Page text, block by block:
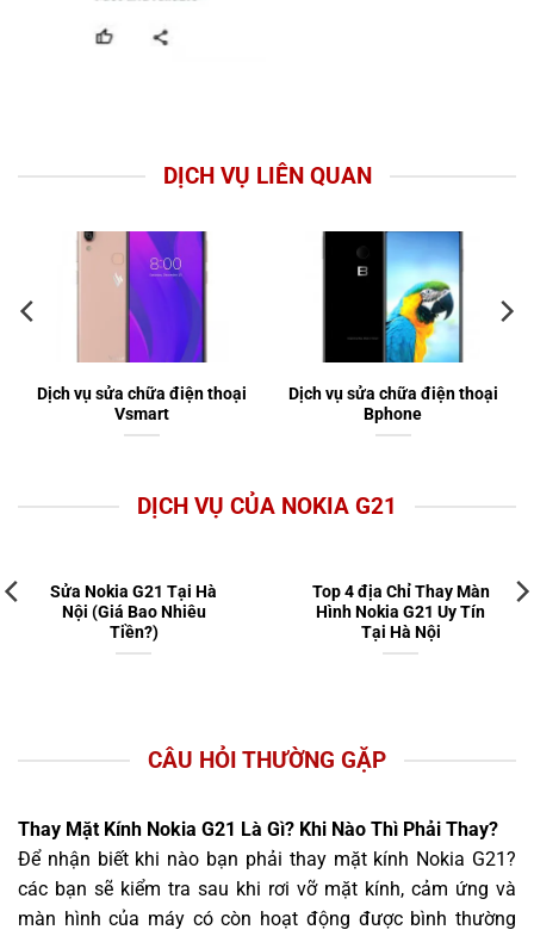
DỊCH VỤ LIÊN QUAN
Dịch vụ sửa chữa điện thoại
Vsmart
Dịch vụ sửa chữa điện thoại
Bphone
DỊCH VỤ CỦA NOKIA G21
Sửa Nokia G21 Tại Hà
Nội (Giá Bao Nhiêu
Tiền?)
Top 4 địa Chỉ Thay Màn
Hình Nokia G21 Uy Tín
Tại Hà Nội
CÂU HỎI THƯỜNG GẶP
Thay Mặt Kính Nokia G21 Là Gì? Khi Nào Thì Phải Thay?
Để nhận biết khi nào bạn phải thay mặt kính Nokia G21?
các bạn sẽ kiểm tra sau khi rơi vỡ mặt kính, cảm ứng và
màn hình của máy có còn hoạt động được bình thường